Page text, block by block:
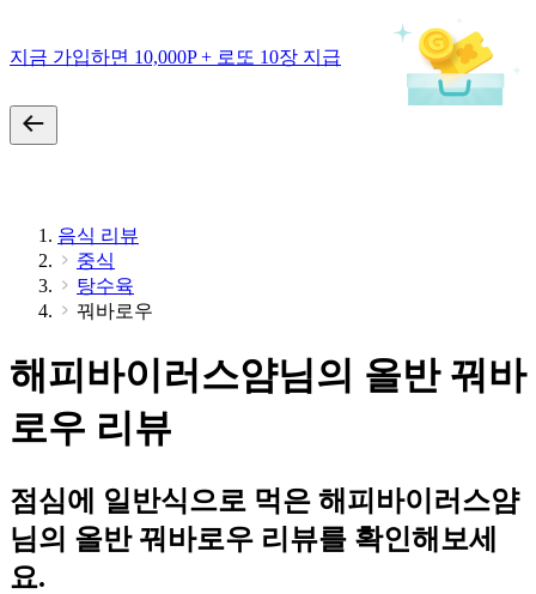
지금 가입하면 10,000P + 로또 10장 지급
음식 리뷰
중식
탕수육
꿔바로우
해피바이러스얌님의 올반 꿔바
로우 리뷰
점심에 일반식으로 먹은 해피바이러스얌
님의 올반 꿔바로우 리뷰를 확인해보세
요.